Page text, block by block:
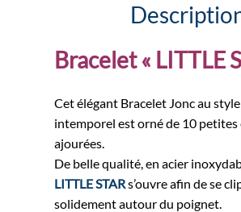
Bracelet « LITTLE
Cet élégant Bracelet Jonc au
intemporel est orné de 10 petites
ajourées.
De belle qualité, en acier
LITTLE STARs’ouvre afin de se
solidement autour du poignet.